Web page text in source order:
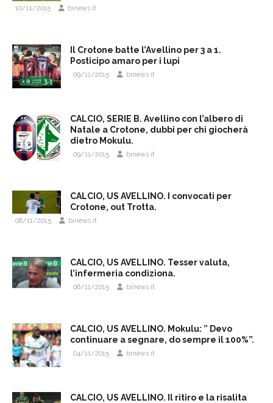
10/11/2015 binews.it
Il Crotone batte l’Avellino per 3 a 1.
Posticipo amaro per i lupi
09/11/2015 binews.it
CALCIO, SERIE B. Avellino con l’albero di
Natale a Crotone, dubbi per chi giocherà
dietro Mokulu.
09/11/2015 binews.it
CALCIO, US AVELLINO. I convocati per
Crotone, out Trotta.
08/11/2015 binews.it
CALCIO, US AVELLINO. Tesser valuta,
l’infermeria condiziona.
06/11/2015 binews.it
CALCIO, US AVELLINO. Mokulu: ” Devo
continuare a segnare, do sempre il 100%”.
04/11/2015 binews.it
CALCIO, US AVELLINO. Il ritiro e la risalita